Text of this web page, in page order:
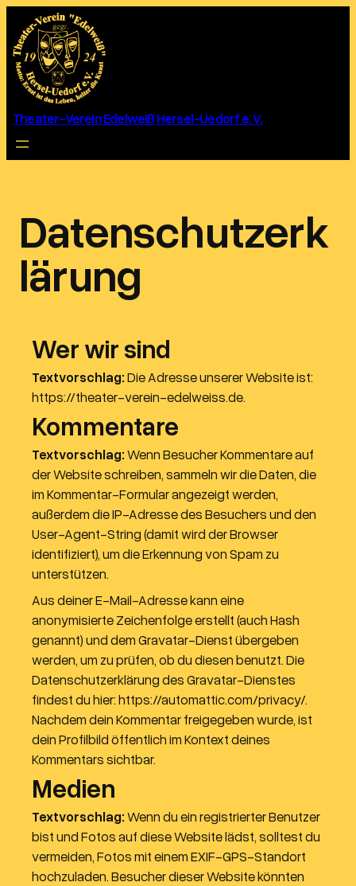
Inhalt
springen
Theater-Verein Edelweiß Hersel-Uedorf e. V.
Datenschutzerk
lärung
Wer wir sind
Textvorschlag:Die Adresse unserer Website ist:
https://theater-verein-edelweiss.de.
Kommentare
Textvorschlag:Wenn Besucher Kommentare auf
der Website schreiben, sammeln wir die Daten, die
im Kommentar-Formular angezeigt werden,
außerdem die IP-Adresse des Besuchers und den
User-Agent-String (damit wird der Browser
identifiziert), um die Erkennung von Spam zu
unterstützen.
Aus deiner E-Mail-Adresse kann eine
anonymisierte Zeichenfolge erstellt (auch Hash
genannt) und dem Gravatar-Dienst übergeben
werden, um zu prüfen, ob du diesen benutzt. Die
Datenschutzerklärung des Gravatar-Dienstes
findest du hier: https://automattic.com/privacy/.
Nachdem dein Kommentar freigegeben wurde, ist
dein Profilbild öffentlich im Kontext deines
Kommentars sichtbar.
Medien
Textvorschlag:Wenn du ein registrierter Benutzer
bist und Fotos auf diese Website lädst, solltest du
vermeiden, Fotos mit einem EXIF-GPS-Standort
hochzuladen. Besucher dieser Website könnten